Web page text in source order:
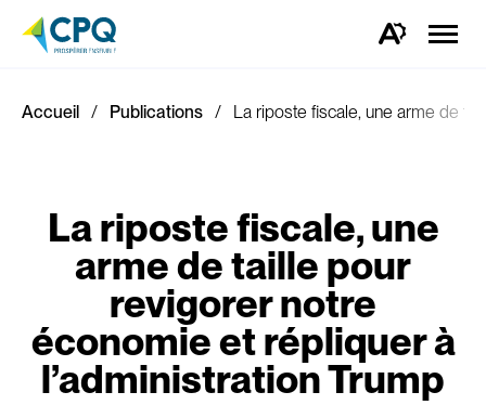
Ouvrez
d'accessibilité.
la
Accueil Publications La riposte fiscale, une arme de
La riposte fiscale, une
arme de taille pour
revigorer notre
économie et répliquer à
l’administration Trump